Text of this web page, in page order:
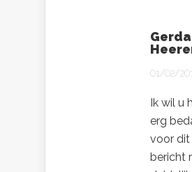
Gerda
01/02/
Ik wil u
erg
voor dit
bericht